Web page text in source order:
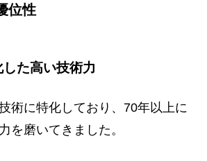
位性
した高い技術力
術に特化しており、70年以上に
を磨いてきました。